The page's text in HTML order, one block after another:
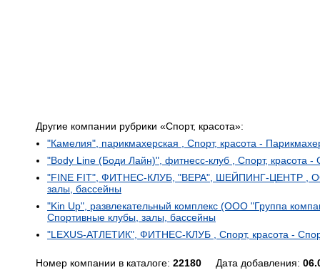
Другие компании рубрики «Спорт, красота»:
"Камелия", парикмахерская , Спорт, красота -
"Body Line (Боди Лайн)", фитнесс-клуб , Спорт, красота
"FINE FIT", ФИТНЕС-КЛУБ, "ВЕРА", ШЕЙПИНГ-ЦЕНТР ,
залы, бассейны
"Kin Up", развлекательный комплекс (ООО "Группа
Спортивные клубы, залы, бассейны
"LEXUS-АТЛЕТИК", ФИТНЕС-КЛУБ , Спорт, красота -
Номер компании в каталоге: 22180 Дата добавления: